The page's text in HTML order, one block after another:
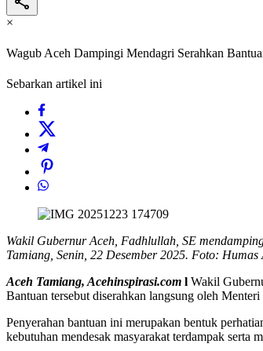
×
Wagub Aceh Dampingi Mendagri Serahkan
Sebarkan artikel ini
Wakil Gubernur Aceh, Fadhlullah, SE
Tamiang, Senin, 22 Desember 2025. Foto: Humas
Aceh Tamiang, Acehinspirasi.com l Wakil
Bantuan tersebut diserahkan langsung oleh
Penyerahan bantuan ini merupakan bentuk
kebutuhan mendesak masyarakat terdampak serta